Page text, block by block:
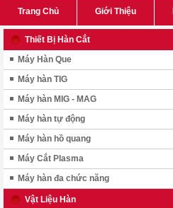
Trang Chủ Giới Thiệu
Thiết Bị Hàn Cắt
Máy Hàn Que
Máy hàn TIG
Máy hàn MIG - MAG
Máy hàn tự động
Máy hàn hồ quang
Máy Cắt Plasma
Máy hàn đa chức năng
Vật Liệu Hàn